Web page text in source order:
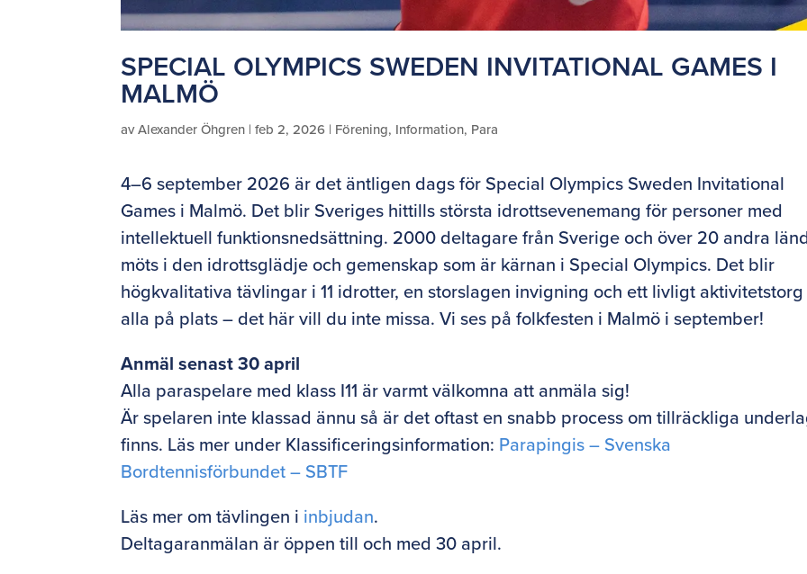
SPECIAL OLYMPICS SWEDEN INVITATIONAL GAMES I
MALMÖ
avAlexander Öhgren |feb 2, 2026 | Förening, Information, Para
4–6 september 2026 är det äntligen dags för Special Olympics Sweden Invitational
Games i Malmö. Det blir Sveriges hittills största idrottsevenemang för personer med
intellektuell funktionsnedsättning. 2000 deltagare från Sverige och över 20 andra
möts i den idrottsglädje och gemenskap som är kärnan i Special Olympics. Det blir
högkvalitativa tävlingar i 11 idrotter, en storslagen invigning och ett livligt
alla på plats – det här vill du inte missa. Vi ses på folkfesten i Malmö i september!
Anmäl senast 30 april
Alla paraspelare med klass I11 är varmt välkomna att anmäla sig!
Är spelaren inte klassad ännu så är det oftast en snabb process om tillräckliga
finns. Läs mer under Klassificeringsinformation: Parapingis – Svenska
Bordtennisförbundet – SBTF
Läs mer om tävlingen i inbjudan.
Deltagaranmälan är öppen till och med 30 april.